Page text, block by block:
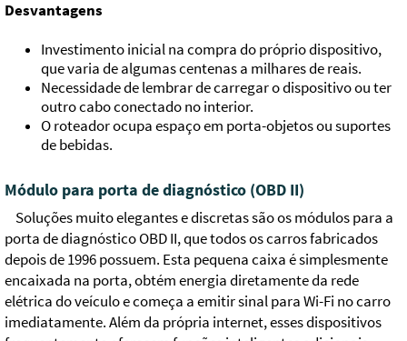
Desvantagens
Investimento inicial na compra do próprio dispositivo,
que varia de algumas centenas a milhares de reais.
Necessidade de lembrar de carregar o dispositivo ou ter
outro cabo conectado no interior.
O roteador ocupa espaço em porta-objetos ou suportes
de bebidas.
Módulo para porta de diagnóstico (OBD II)
Soluções muito elegantes e discretas são os módulos para a
porta de diagnóstico OBD II, que todos os carros fabricados
depois de 1996 possuem. Esta pequena caixa é simplesmente
encaixada na porta, obtém energia diretamente da rede
elétrica do veículo e começa a emitir sinal para Wi-Fi no carro
imediatamente. Além da própria internet, esses dispositivos